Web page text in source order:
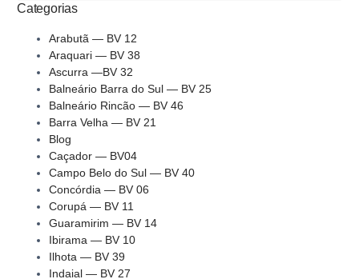
Categorias
Arabutã — BV 12
Araquari — BV 38
Ascurra —BV 32
Balneário Barra do Sul — BV 25
Balneário Rincão — BV 46
Barra Velha — BV 21
Blog
Caçador — BV04
Campo Belo do Sul — BV 40
Concórdia — BV 06
Corupá — BV 11
Guaramirim — BV 14
Ibirama — BV 10
Ilhota — BV 39
Indaial — BV 27